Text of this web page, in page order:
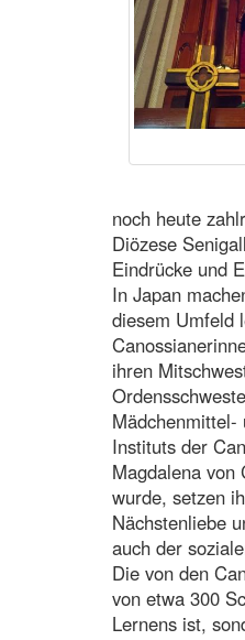
noch heute
Diözese
Eindrücke und
In Japan
diesem Umfeld
ihren
Mädchenmittel-
Instituts der
Magdalena von
wurde, setzen
Nächstenliebe
auch der
Die von den
von etwa 300
Lernens ist,